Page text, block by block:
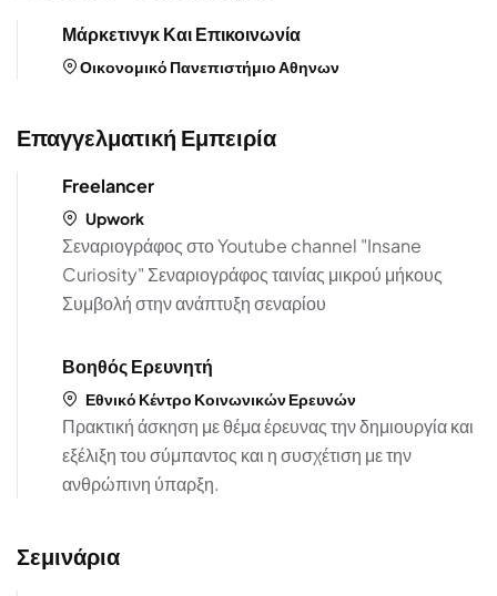
Μάρκετινγκ Και Επικοινωνία
Οικονομικό Πανεπιστήμιο Αθηνων
Επαγγελματική Εμπειρία
Freelancer
Upwork
Σεναριογράφος στο Youtube channel "Insane
Curiosity" Σεναριογράφος ταινίας μικρού μήκους
Συμβολή στην ανάπτυξη σεναρίου
Βοηθός Ερευνητή
Εθνικό Κέντρο Κοινωνικών Ερευνών
Πρακτική άσκηση με θέμα έρευνας την δημιουργία και
εξέλιξη του σύμπαντος και η συσχέτιση με την
ανθρώπινη ύπαρξη.
Σεμινάρια